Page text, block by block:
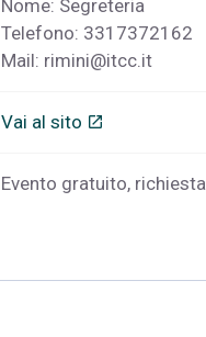
Nome: Segreteria
Telefono: 3317372162
Mail: rimini@itcc.it
Vai al sito open_in_new
Evento gratuito,